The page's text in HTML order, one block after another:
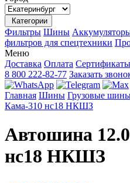
Категории
Фильтры Шины
фильтров для спецтехники
Меню
Доставка Оплата Сертификаты
8 800 222-82-77 Заказать
Главная Шины Грузовые
Кама-310 нс18 НКШЗ
Автошина
нс18 НКШЗ